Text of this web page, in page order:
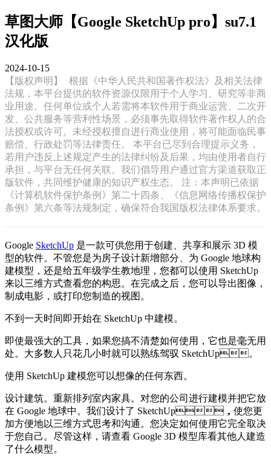
草图大师【Google SketchUp pro】su7.1
汉化版
2024-10-15
【版权声明】
根据《中华人民共和国著作权法》及相关法律
法规，本平台提供的软件资源仅限用于个人学习、研究等非商
业用途。任何单位或个人若需将本软件用于商业运营、二次开
发、公共服务等营利性场景，必须事先取得软件著作权人的合
法授权或许可。未经授权擅自进行商业使用，将可能面临民事
赔偿、行政处罚等法律责任。 本平台已尽到合理提示义务，
若用户违反上述规定产生的法律纠纷及后果，均由使用者自行
承担，与平台无任何关联。我们倡导用户通过官方渠道获取正
版软件，共同维护健康的知识产权生态。 注：本声明已依据
《计算机软件保护条例》第二十四条、《信息网络传播权保护
条例》第六条等法规制定，确保符合我国版权法律体系要求。
Google SketchUp 是一款可供您用于创建、共享和展示 3D 模
型的软件。不管您是为房子设计新增部分、为 Google 地球构
建模型，还是给五年级学生教地理，您都可以使用 SketchUp
来以三维方式查看您的构思。在完成之后，您可以导出图像，
制成电影，或打印您制造的视图。
不到一天时间即开始在 SketchUp 中建模。
即使最强大的工具，如果您搞不清楚如何使用，它也是毫无用
处。大多数人只花几小时就可以熟练驾驭 SketchUp。
使用 SketchUp 建模您可以想像的任何东西。
设计建筑。重新排列室内家具。对您的公司进行建模并把它放
在 Google 地球中。我们设计了 SketchUp，使您更
加方便地以三维方式思考和沟通。您决定如何使用它完全取决
于您自己。尽管这样，请查看 Google 3D 模型库看其他人建造
了什么模型。